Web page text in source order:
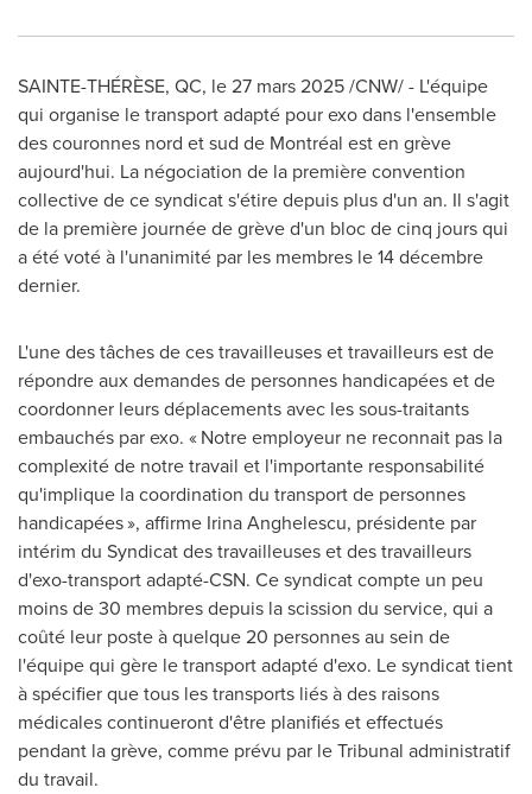
SAINTE-THÉRÈSE, QC, le 27 mars 2025/CNW/ - L'équipe
qui organise le transport adapté pour exo dans l'ensemble
des couronnes nord et sud de Montréal est en grève
aujourd'hui. La négociation de la première convention
collective de ce syndicat s'étire depuis plus d'un an. Il s'agit
de la première journée de grève d'un bloc de cinq jours qui
a été voté à l'unanimité par les membres le 14 décembre
dernier.
L'une des tâches de ces travailleuses et travailleurs est de
répondre aux demandes de personnes handicapées et de
coordonner leurs déplacements avec les sous-traitants
embauchés par exo. « Notre employeur ne reconnait pas la
complexité de notre travail et l'importante responsabilité
qu'implique la coordination du transport de personnes
handicapées », affirme Irina Anghelescu, présidente par
intérim du Syndicat des travailleuses et des travailleurs
d'exo-transport adapté-CSN. Ce syndicat compte un peu
moins de 30 membres depuis la scission du service, qui a
coûté leur poste à quelque 20 personnes au sein de
l'équipe qui gère le transport adapté d'exo. Le syndicat tient
à spécifier que tous les transports liés à des raisons
médicales continueront d'être planifiés et effectués
pendant la grève, comme prévu par le Tribunal administratif
du travail.